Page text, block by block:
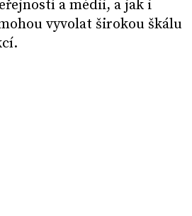
a médii, a jak i
vyvolat širokou škálu